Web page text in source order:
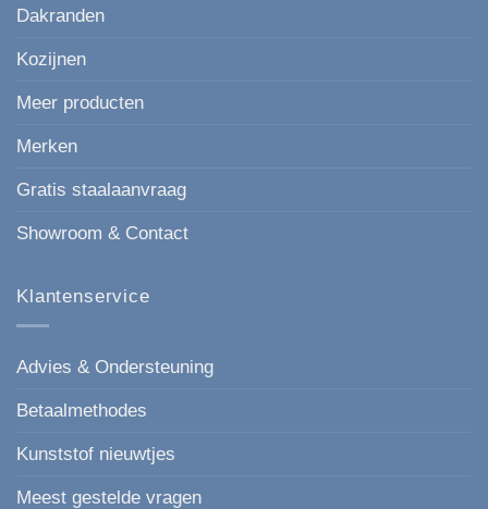
Dakranden
Kozijnen
Meer producten
Merken
Gratis staalaanvraag
Showroom & Contact
Klantenservice
Advies & Ondersteuning
Betaalmethodes
Kunststof nieuwtjes
Meest gestelde vragen